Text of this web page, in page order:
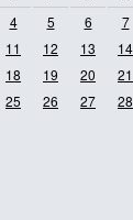
4 5 6
7
11 12 13
14
18 19 20
21
25 26 27
28